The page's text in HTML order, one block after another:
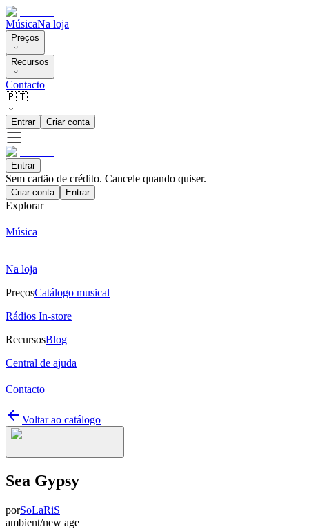
MúsicaNa loja
Preços
Recursos
Contacto
🇵🇹
Entrar Criar conta
Entrar
Sem cartão de crédito. Cancele quando quiser.
Criar conta Entrar
Explorar
Música
Na loja
PreçosCatálogo musical
Rádios In-store
RecursosBlog
Central de ajuda
Contacto
Voltar ao catálogo
Sea Gypsy
porSoLaRiS
ambient/new age